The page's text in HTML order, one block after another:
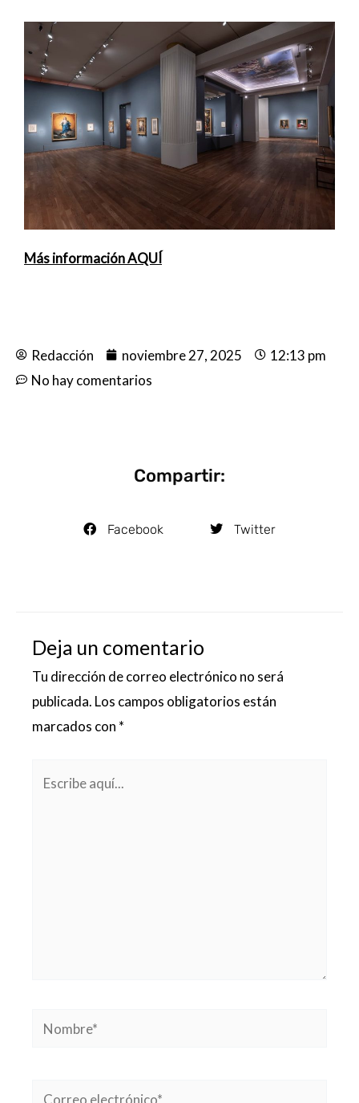
Más información AQUÍ
Redacción noviembre 27, 2025
12:13 pm
No hay comentarios
Compartir:
Facebook Twitter
Deja un comentario
Tu dirección de correo electrónico no será
publicada. Los campos obligatorios están
marcados con *
Nombre*
Correo